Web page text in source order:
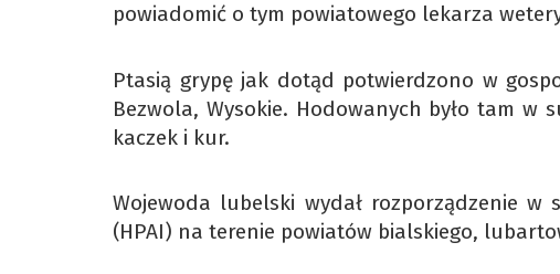
powiadomić o tym powiatowego lekarza
Ptasią grypę jak dotąd potwierdzono w
Bezwola, Wysokie. Hodowanych było tam
kaczek i kur.
Wojewoda lubelski wydał rozporządzenie
(HPAI) na terenie powiatów bialskiego,